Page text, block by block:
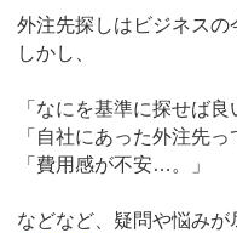
外注先探しはビジネスの
しかし、
「なにを基準に探せば
「自社にあった外注先
「費用感が不安…。」
などなど、疑問や悩みが